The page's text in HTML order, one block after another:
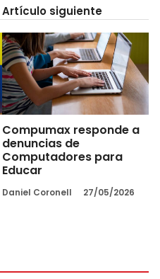
Artículo siguiente
Compumax responde a
denuncias de
Computadores para
Educar
Daniel Coronell 27/05/2026